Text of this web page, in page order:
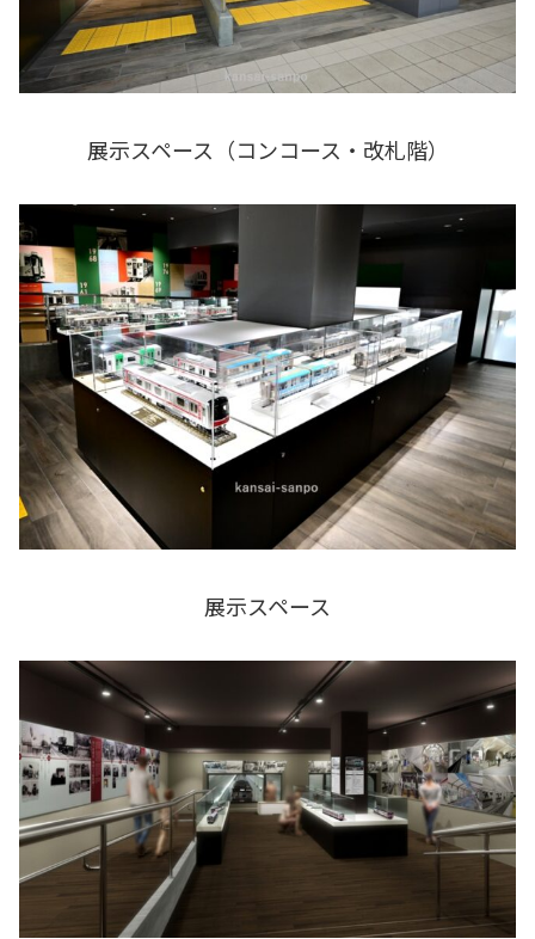
展示スペース（コンコース・改札階）
展示スペース